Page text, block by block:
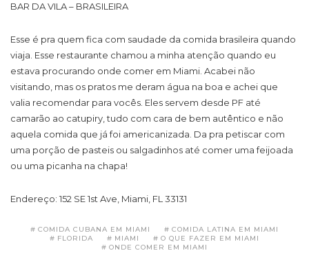
BAR DA VILA – BRASILEIRA
Esse é pra quem fica com saudade da comida brasileira quando
viaja. Esse restaurante chamou a minha atenção quando eu
estava procurando onde comer em Miami. Acabei não
visitando, mas os pratos me deram água na boa e achei que
valia recomendar para vocês. Eles servem desde PF até
camarão ao catupiry, tudo com cara de bem autêntico e não
aquela comida que já foi americanizada. Da pra petiscar com
uma porção de pasteis ou salgadinhos até comer uma feijoada
ou uma picanha na chapa!
Endereço: 152 SE 1st Ave, Miami, FL 33131
COMIDA CUBANA EM MIAMI
COMIDA LATINA EM MIAMI
FLORIDA
MIAMI
O QUE FAZER EM MIAMI
ONDE COMER EM MIAMI